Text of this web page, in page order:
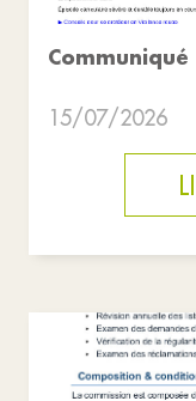
15/07/2026